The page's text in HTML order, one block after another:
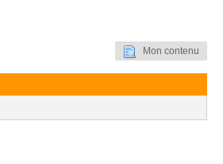
Mon contenu